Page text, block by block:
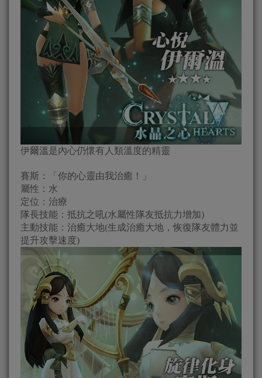
伊爾溫是內心仍懷有人類溫度的精靈
賽斯：「你的心靈由我治癒！」
屬性：水
定位：治療
隊長技能：抵抗之吼(水屬性隊友抵抗力增加)
主動技能：治癒大地(生成治癒大地，恢復隊友體力並
提升攻擊速度)